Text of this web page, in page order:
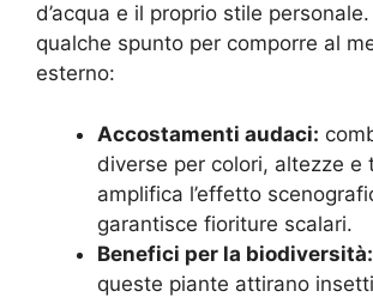
d’acqua e il proprio stile
qualche spunto per comporre al
esterno:
Accostamenti audaci:
diverse per colori, altezze e
amplifica l’effetto
garantisce fioriture scalari.
Benefici per la biodiversità:
queste piante attirano